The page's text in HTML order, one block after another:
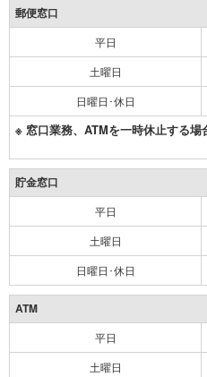
郵便窓口
平日
土曜日
日曜日･休日
※ 窓口業務、ATMを一時休止する場
貯金窓口
平日
土曜日
日曜日･休日
ATM
平日
土曜日